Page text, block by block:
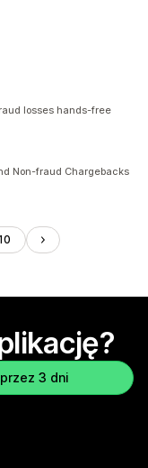
losses hands-free
Non-fraud Chargebacks
3 dni